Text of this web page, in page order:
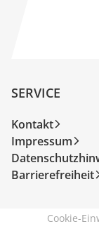
SERVICE
Kontakt
Impressum
Barrierefreiheit
Cookie-